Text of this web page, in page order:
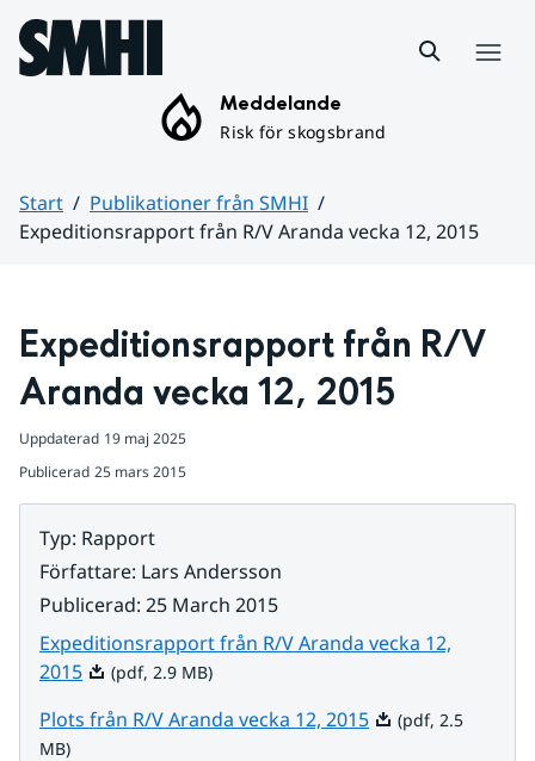
Hoppa till sidans innehåll
Meddelande
Risk för skogsbrand
Start
Publikationer från SMHI
Expeditionsrapport från R/V Aranda vecka 12, 2015
Expeditionsrapport från R/V
Aranda vecka 12, 2015
Uppdaterad 19 maj 2025
Publicerad 25 mars 2015
Typ: Rapport
Författare: Lars Andersson
Publicerad: 25 March 2015
Expeditionsrapport från R/V Aranda vecka 12,
2015Pdf, 2.9 MB.
(pdf, 2.9 MB)
Plots från R/V Aranda vecka 12, 2015Pdf, 2.5 MB.
(pdf, 2.5
MB)